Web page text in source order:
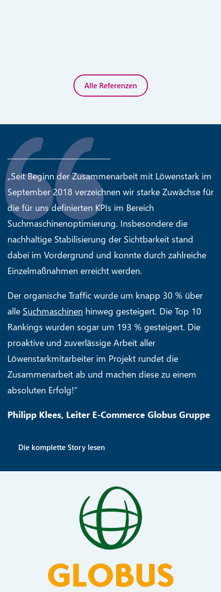
Alle Referenzen
„Seit Beginn der Zusammenarbeit mit Löwenstark im
September 2018 verzeichnen wir starke Zuwächse für
die für uns definierten KPIs im Bereich
Suchmaschinenoptimierung. Insbesondere die
nachhaltige Stabilisierung der Sichtbarkeit stand
dabei im Vordergrund und konnte durch zahlreiche
Einzelmaßnahmen erreicht werden.
Der organische Traffic wurde um knapp 30 % über
alle Suchmaschinen hinweg gesteigert. Die Top 10
Rankings wurden sogar um 193 % gesteigert. Die
proaktive und zuverlässige Arbeit aller
Löwenstarkmitarbeiter im Projekt rundet die
Zusammenarbeit ab und machen diese zu einem
absoluten Erfolg!“
Philipp Klees, Leiter E-Commerce Globus Gruppe
Die komplette Story lesen